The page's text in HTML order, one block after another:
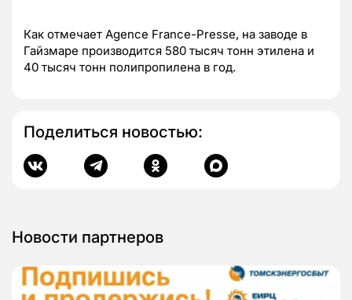
Как отмечает Agence France-Presse, на заводе в
Гайзмаре производится 580 тысяч тонн этилена и
40 тысяч тонн полипропилена в год.
Поделиться новостью:
Новости партнеров